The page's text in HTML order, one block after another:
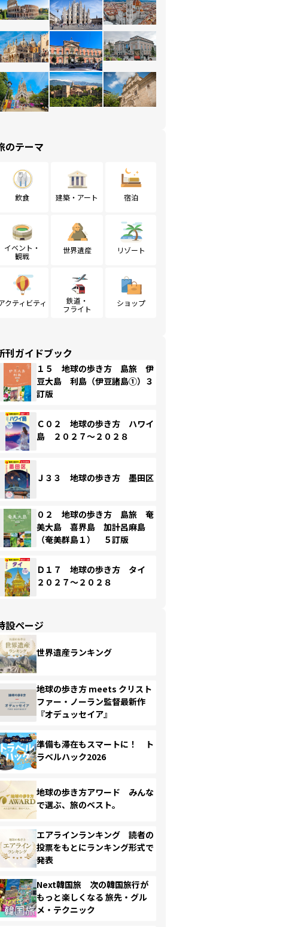
のテーマ
飲食 建築・アート 宿泊
イベント・
観戦
世界遺産 リゾート
クティビティ
鉄道・
フライト
ショップ
刊ガイドブック
１５ 地球の歩き方 島旅 伊
豆大島 利島（伊豆諸島①）３
訂版
Ｃ０２ 地球の歩き方 ハワイ
島 ２０２７～２０２８
Ｊ３３ 地球の歩き方 墨田区
０２ 地球の歩き方 島旅 奄
美大島 喜界島 加計呂麻島
（奄美群島１） ５訂版
Ｄ１７ 地球の歩き方 タイ
２０２７～２０２８
設ページ
世界遺産ランキング
地球の歩き方 meets クリスト
ファー・ノーラン監督最新作
『オデュッセイア』
準備も滞在もスマートに！ ト
ラベルハック2026
地球の歩き方アワード みんな
で選ぶ、旅のベスト。
エアラインランキング 読者の
投票をもとにランキング形式で
発表
Next韓国旅 次の韓国旅行が
もっと楽しくなる 旅先・グル
メ・テクニック